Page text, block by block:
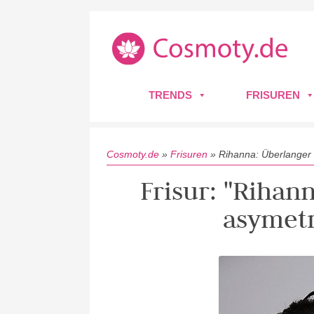
TRENDS FRISUREN
Cosmoty.de » Frisuren » Rihanna:
Frisur: